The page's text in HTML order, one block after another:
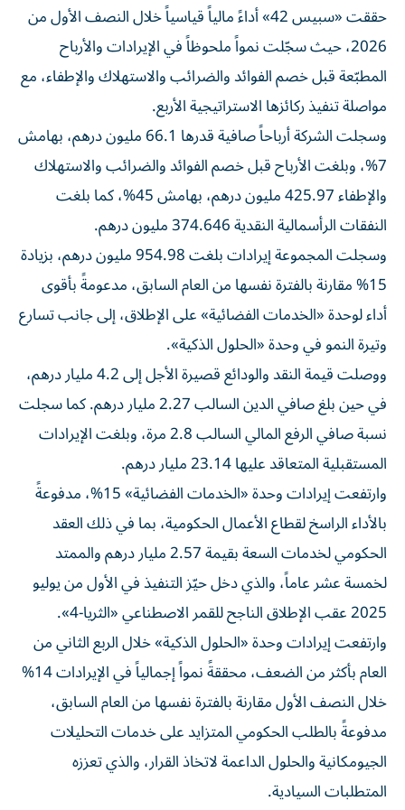
حققت «سبيس 42» أداءً مالياً قياسياً خلال النصف الأول من
2026، حيث سجّلت نمواً ملحوظاً في الإيرادات والأرباح
المطبّعة قبل خصم الفوائد والضرائب والاستهلاك والإطفاء، مع
مواصلة تنفيذ ركائزها الاستراتيجية الأربع.
وسجلت الشركة أرباحاً صافية قدرها 66.1 مليون درهم، بهامش
7%، وبلغت الأرباح قبل خصم الفوائد والضرائب والاستهلاك
والإطفاء 425.97 مليون درهم، بهامش 45%، كما بلغت
النفقات الرأسمالية النقدية 374.646 مليون درهم.
وسجلت المجموعة إيرادات بلغت 954.98 مليون درهم، بزيادة
15% مقارنة بالفترة نفسها من العام السابق، مدعومةً بأقوى
أداء لوحدة «الخدمات الفضائية» على الإطلاق، إلى جانب تسارع
وتيرة النمو في وحدة «الحلول الذكية».
ووصلت قيمة النقد والودائع قصيرة الأجل إلى 4.2 مليار درهم،
في حين بلغ صافي الدين السالب 2.27 مليار درهم. كما سجلت
نسبة صافي الرفع المالي السالب 2.8 مرة، وبلغت الإيرادات
المستقبلية المتعاقد عليها 23.14 مليار درهم.
وارتفعت إيرادات وحدة «الخدمات الفضائية» 15%، مدفوعةً
بالأداء الراسخ لقطاع الأعمال الحكومية، بما في ذلك العقد
الحكومي لخدمات السعة بقيمة 2.57 مليار درهم والممتد
لخمسة عشر عاماً، والذي دخل حيّز التنفيذ في الأول من يوليو
2025 عقب الإطلاق الناجح للقمر الاصطناعي «الثريا-4».
وارتفعت إيرادات وحدة «الحلول الذكية» خلال الربع الثاني من
العام بأكثر من الضعف، محققةً نمواً إجمالياً في الإيرادات 14%
خلال النصف الأول مقارنة بالفترة نفسها من العام السابق،
مدفوعةً بالطلب الحكومي المتزايد على خدمات التحليلات
الجيومكانية والحلول الداعمة لاتخاذ القرار، والذي تعززه
المتطلبات السيادية.